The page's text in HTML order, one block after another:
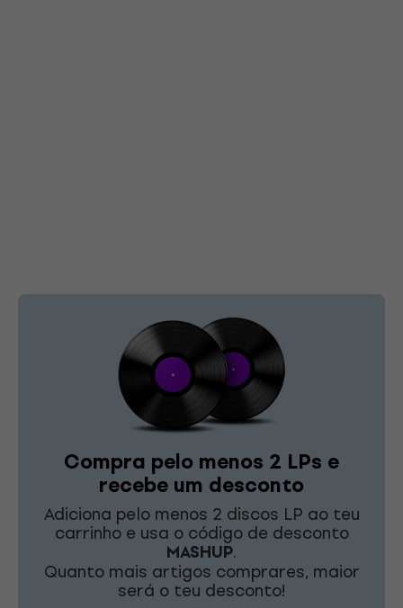
Compra pelo menos 2 LPs e
recebe um desconto
Adiciona pelo menos 2 discos LP ao teu
carrinho e usa o código de desconto
MASHUP.
Quanto mais artigos comprares, maior
será o teu desconto!